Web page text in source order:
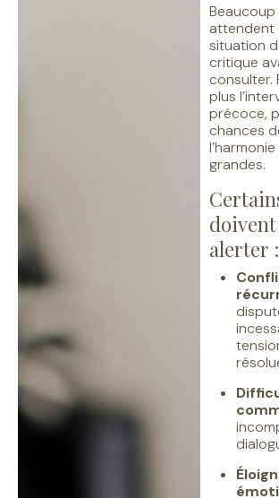
attendent
situation
critique
consulter.
plus
précoce,
chances
grandes.
doivent
alerter :